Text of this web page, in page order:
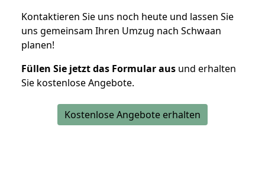
Kontaktieren Sie uns noch heute und lassen Sie
uns gemeinsam Ihren Umzug nach Schwaan
planen!
Füllen Sie jetzt das Formular aus und erhalten
Sie kostenlose Angebote.
Kostenlose Angebote erhalten